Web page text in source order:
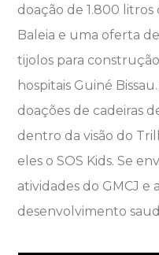
doação de 1.800
Baleia e uma oferta
tijolos para
hospitais Guiné
doações de cadeiras
dentro da visão do
eles o SOS Kids. Se
atividades do GMCJ e
desenvolvimento